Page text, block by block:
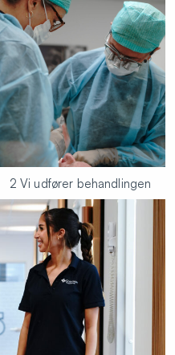
2 Vi udfører behandlingen